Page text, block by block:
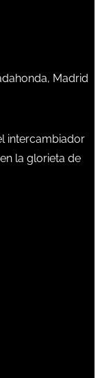
Madrid
intercambiador
la glorieta de